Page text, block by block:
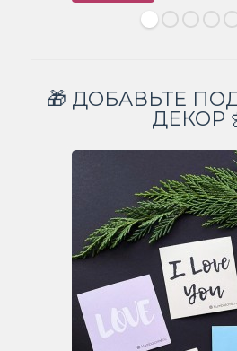
🎁 ДОБАВЬТЕ
ДЕКОР